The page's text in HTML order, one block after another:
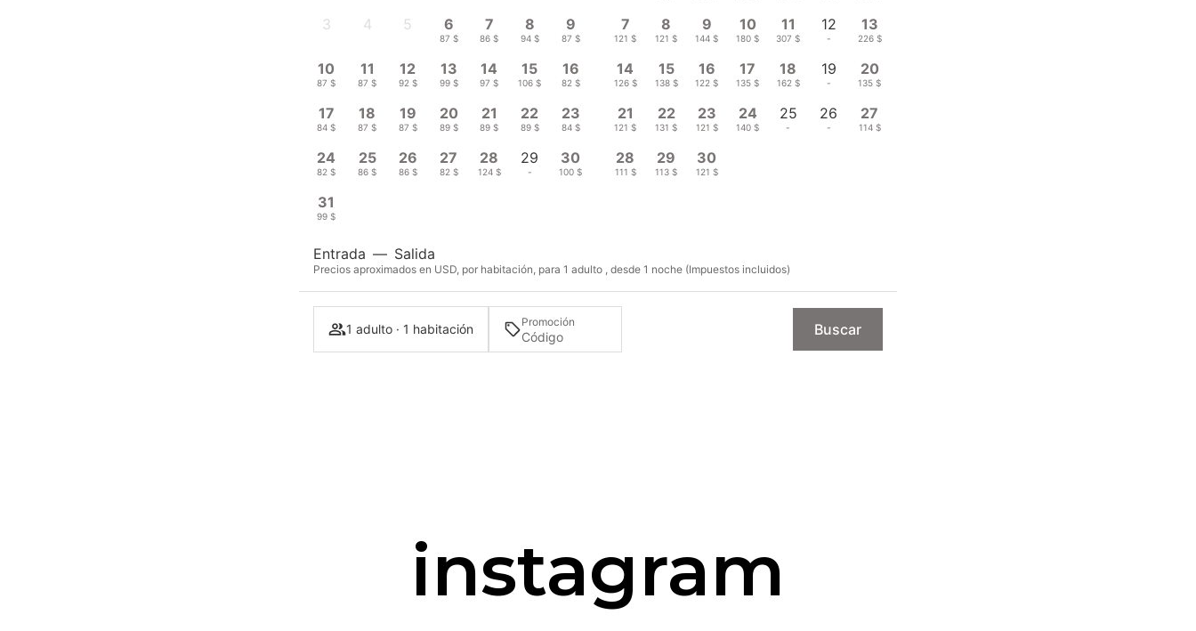
3 4 5 6
87 $
7
86 $
8
94 $
9
87 $
10
87 $
11
87 $
12
92 $
13
99 $
14
97 $
15
106 $
16
82 $
17
84 $
18
87 $
19
87 $
20
89 $
21
89 $
22
89 $
23
84 $
24
82 $
25
86 $
26
86 $
27
82 $
28
124 $
29
-
30
100 $
31
99 $
7
121 $
8
121 $
9
144 $
10
180 $
11
307 $
12
-
13
226 $
14
126 $
15
138 $
16
122 $
17
135 $
18
162 $
19
-
20
135 $
21
121 $
22
131 $
23
121 $
24
140 $
25
-
26
-
27
114 $
28
111 $
29
113 $
30
121 $
Entrada — Salida
Precios aproximados en USD, por habitación, para 1 adulto , desde 1 noche (Impuestos incluidos)
1 adulto · 1 habitación Promoción Buscar
instagram